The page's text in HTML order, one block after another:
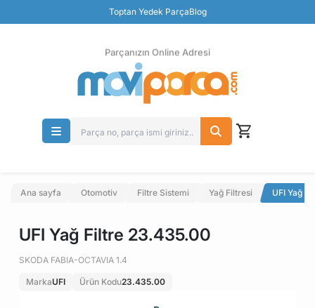
Toptan Yedek ParçaBlog
Ücretsiz İade
Parçanızın Online Adresi
Ana sayfa Otomotiv Filtre Sistemi Yağ Filtresi UFI Yağ
UFI Yağ Filtre 23.435.00
SKODA FABIA-OCTAVIA 1.4
MarkaUFI Ürün Kodu23.435.00